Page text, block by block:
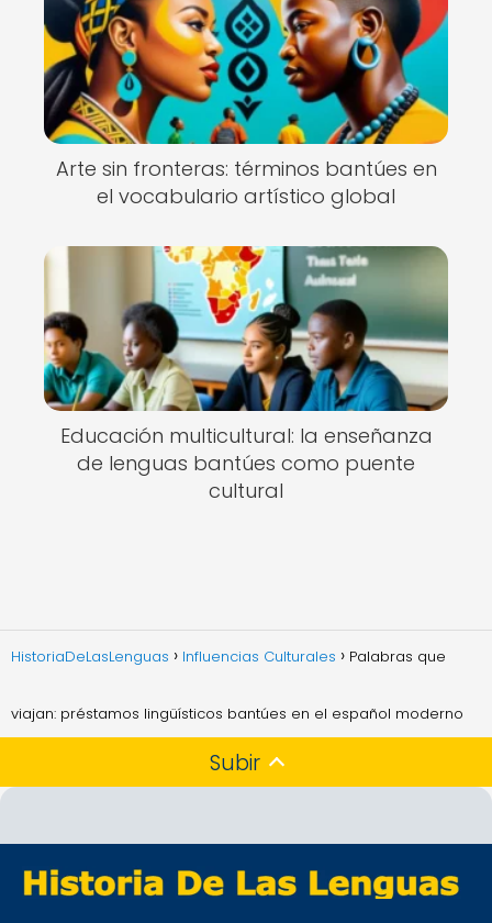
Arte sin fronteras: términos bantúes en
el vocabulario artístico global
Educación multicultural: la enseñanza
de lenguas bantúes como puente
cultural
HistoriaDeLasLenguas Influencias Culturales Palabras que
viajan: préstamos lingüísticos bantúes en el español moderno
Subir